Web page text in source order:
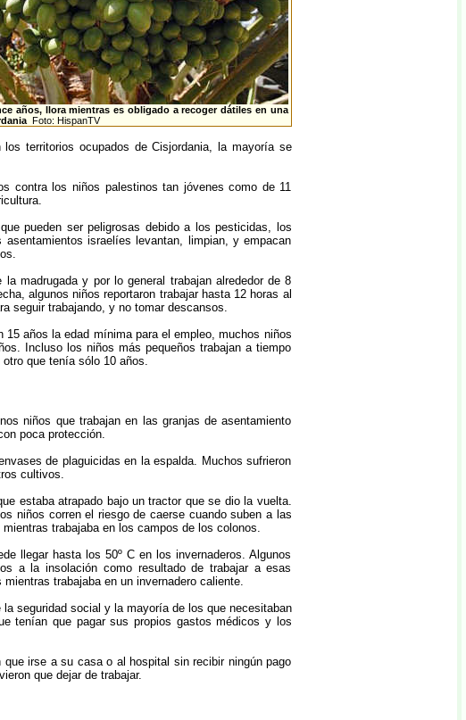
años, llora mientras es obligado a recoger dátiles en una
Foto: HispanTV
territorios ocupados de Cisjordania, la mayoría se
contra los niños palestinos tan jóvenes como de 11
pueden ser peligrosas debido a los pesticidas, los
israelíes levantan, limpian, y empacan
madrugada y por lo general trabajan alrededor de 8
algunos niños reportaron trabajar hasta 12 horas al
seguir trabajando, y no tomar descansos.
años la edad mínima para el empleo, muchos niños
Incluso los niños más pequeños trabajan a tiempo
que tenía sólo 10 años.
niños que trabajan en las granjas de asentamiento
poca protección.
de plaguicidas ​​en la espalda. Muchos sufrieron
cultivos.
estaba atrapado bajo un tractor que se dio la vuelta.
niños corren el riesgo de caerse cuando suben a las
trabajaba en los campos de los colonos.
llegar hasta los 50º C en los invernaderos. Algunos
a la insolación como resultado de trabajar a esas
trabajaba en un invernadero caliente.
seguridad social y la mayoría de los que necesitaban
tenían que pagar sus propios gastos médicos y los
irse a su casa o al hospital sin recibir ningún pago
que dejar de trabajar.